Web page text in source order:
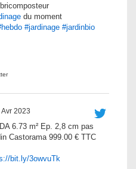
du moment
#jardinage #jardinbio
Avr 2023
6.73 m² Ep. 2,8 cm pas
Castorama 999.00 € TTC
bit.ly/3owvuTk